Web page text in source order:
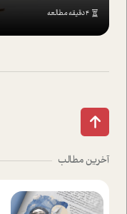
4 دقیقه مطالعه
آخرین مطالب